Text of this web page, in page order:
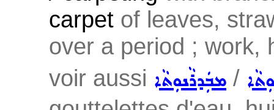
carpet of leaves,
over a period ; work,
voir aussi ܡܒܲܕܪܵܢܘܼܬܵܐ /